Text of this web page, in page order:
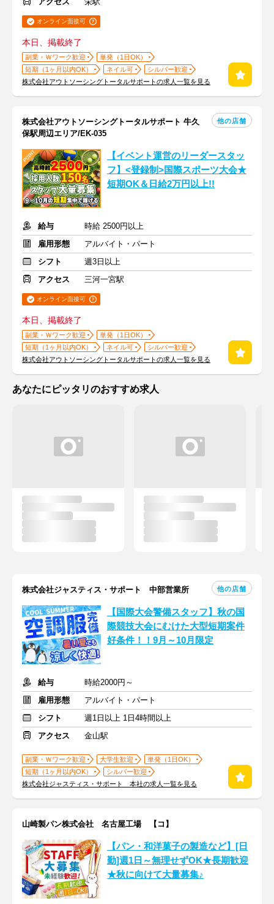
オンライン面接可
本日、掲載終了
副業・Ｗワーク歓迎
単発（1日OK）
短期（1ヶ月以内OK）
ネイル可
シルバー歓迎
株式会社アウトソーシングトータルサポートの求人一覧を見る
株式会社アウトソーシングトータルサポート 牛久
保駅周辺エリア/EK-035
他の店舗
【イベント運営のリーダースタッ
フ】<登録制>国際スポーツ大会★
短期OK＆日給2万円以上!!
給与
時給 2500円以上
雇用形態
アルバイト・パート
シフト
週3日以上
アクセス
三河一宮駅
オンライン面接可
本日、掲載終了
副業・Ｗワーク歓迎
単発（1日OK）
短期（1ヶ月以内OK）
ネイル可
シルバー歓迎
株式会社アウトソーシングトータルサポートの求人一覧を見る
あなたにピッタリのおすすめ求人
株式会社ジャスティス・サポート 中部営業所 他の店舗
【国際大会警備スタッフ】秋の国
際競技大会にむけた大型短期案件
好条件！！9月～10月限定
給与
時給2000円～
雇用形態
アルバイト・パート
シフト
週1日以上 1日4時間以上
アクセス
金山駅
副業・Ｗワーク歓迎 大学生歓迎
単発（1日OK）
短期（1ヶ月以内OK）
シルバー歓迎
株式会社ジャスティス・サポート 本社の求人一覧を見る
山崎製パン株式会社 名古屋工場 【コ】
【パン・和洋菓子の製造など】[日
勤]週1日～無理せずOK★長期歓迎
★秋に向けて大量募集♪